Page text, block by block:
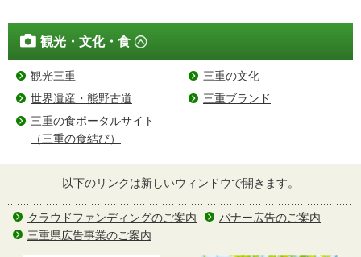
観光・文化・食
観光三重
三重の文化
世界遺産・熊野古道
三重ブランド
三重の食ポータルサイト
（三重の食結び）
以下のリンクは新しいウィンドウで開きます。
クラウドファンディングのご案内
バナー広告のご案内
三重県広告事業のご案内